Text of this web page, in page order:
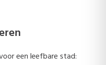
een leefbare stad: